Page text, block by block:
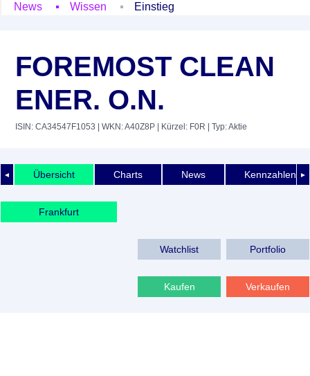
News
Wissen Einstieg
FOREMOST CLEAN
ENER. O.N.
ISIN: CA34547F1053 | WKN: A40Z8P | Kürzel: F0R | Typ: Aktie
◄ ►
Übersicht Charts News Kennzahlen
Frankfurt
Watchlist Portfolio
Kaufen Verkaufen